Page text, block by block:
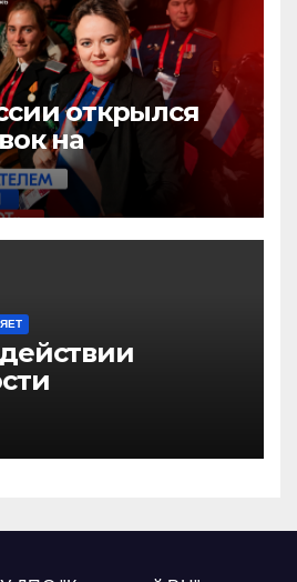
открылся
на
премию
и
их прав